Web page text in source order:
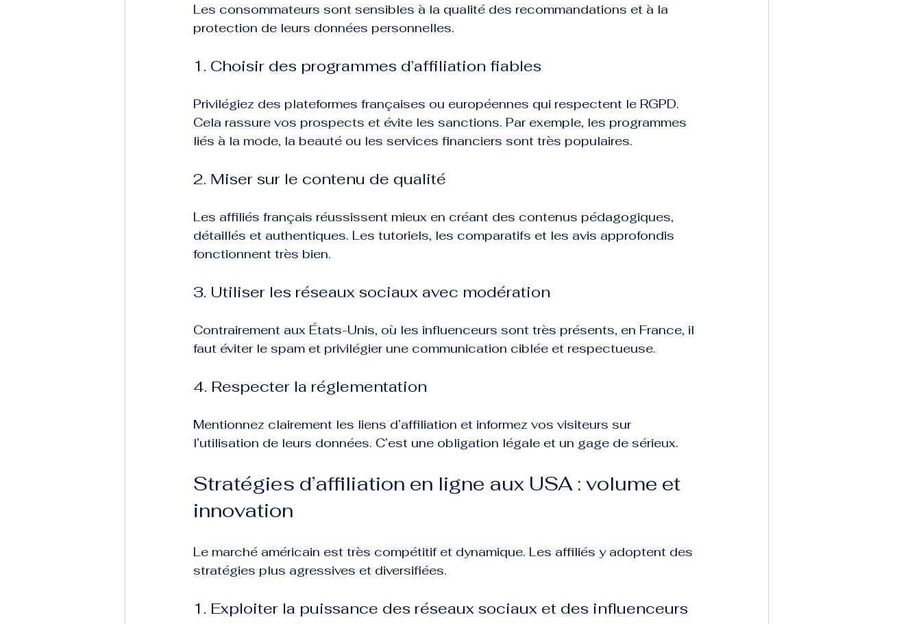
Les consommateurs sont sensibles à la qualité des recommandations et à la
protection de leurs données personnelles.
1. Choisir des programmes d’affiliation fiables
Privilégiez des plateformes françaises ou européennes qui respectent le RGPD.
Cela rassure vos prospects et évite les sanctions. Par exemple, les programmes
liés à la mode, la beauté ou les services financiers sont très populaires.
2. Miser sur le contenu de qualité
Les affiliés français réussissent mieux en créant des contenus pédagogiques,
détaillés et authentiques. Les tutoriels, les comparatifs et les avis approfondis
fonctionnent très bien.
3. Utiliser les réseaux sociaux avec modération
Contrairement aux États-Unis, où les influenceurs sont très présents, en France, il
faut éviter le spam et privilégier une communication ciblée et respectueuse.
4. Respecter la réglementation
Mentionnez clairement les liens d’affiliation et informez vos visiteurs sur
l’utilisation de leurs données. C’est une obligation légale et un gage de sérieux.
Stratégies d’affiliation en ligne aux USA : volume et
innovation
Le marché américain est très compétitif et dynamique. Les affiliés y adoptent des
stratégies plus agressives et diversifiées.
1. Exploiter la puissance des réseaux sociaux et des influenceurs